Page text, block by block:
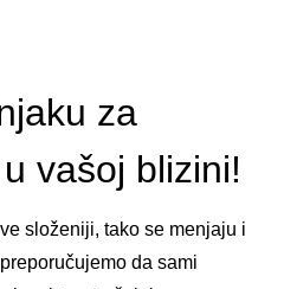
za
vašoj blizini!
složeniji, tako se menjaju i
da sami